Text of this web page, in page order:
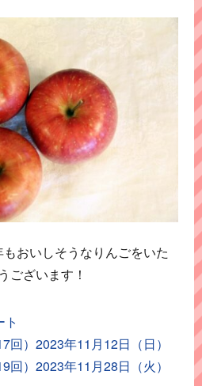
おいしそうなりんごをいた
ございます！
回）2023年11月12日（日）
回）2023年11月28日（火）